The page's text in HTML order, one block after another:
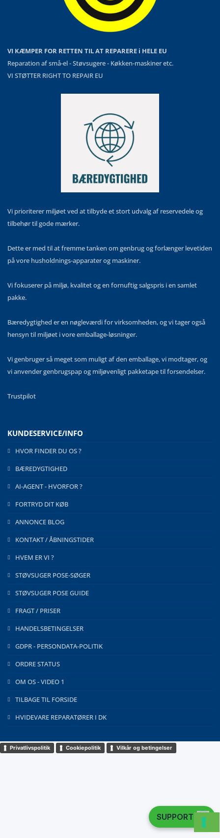
VI KÆMPER FOR RETTEN TIL AT REPARERE i HELE EU
Reparation af små-el - Støvsugere - Køkken-maskiner etc.
VI STØTTER RIGHT TO REPAIR EU
Vi prioriterer miljøet ved at tilbyde et stort udvalg af reservedele og
tilbehør til gode mærker.
Dette er med til at fremme tanken om genbrug og forlænger levetiden
på vore husholdnings-apparater og maskiner.
Vi fokuserer på miljø, kvalitet og en fornuftig salgspris i en samlet
pakke.
Bæredygtighed er en nøgleværdi for virksomheden, og vi tager også
hensyn til miljøet i vore emballage-løsninger.
Vi genbruger så meget som muligt af den emballage, vi modtager, og
vi anvender genbrugspap og miljøvenligt pakketape til forsendelser.
Trustpilot
KUNDESERVICE/INFO
HVOR FINDER DU OS ?
BÆREDYGTIGHED
AI-AGENT - HVORFOR ?
FORTRYD DIT KØB
ANNONCE BLOG
KONTAKT / ÅBNINGSTIDER
HVEM ER VI ?
STØVSUGER POSE-SØGER
STØVSUGER POSE GUIDE
FRAGT / PRISER
HANDELSBETINGELSER
GDPR - PERSONDATA-POLITIK
ORDRE STATUS
OM OS - VIDEO 1
TILBAGE TIL FORSIDE
HVIDEVARE REPARATØRER I DK
Privatlivspolitik Cookiepolitik Vilkår og betingelser